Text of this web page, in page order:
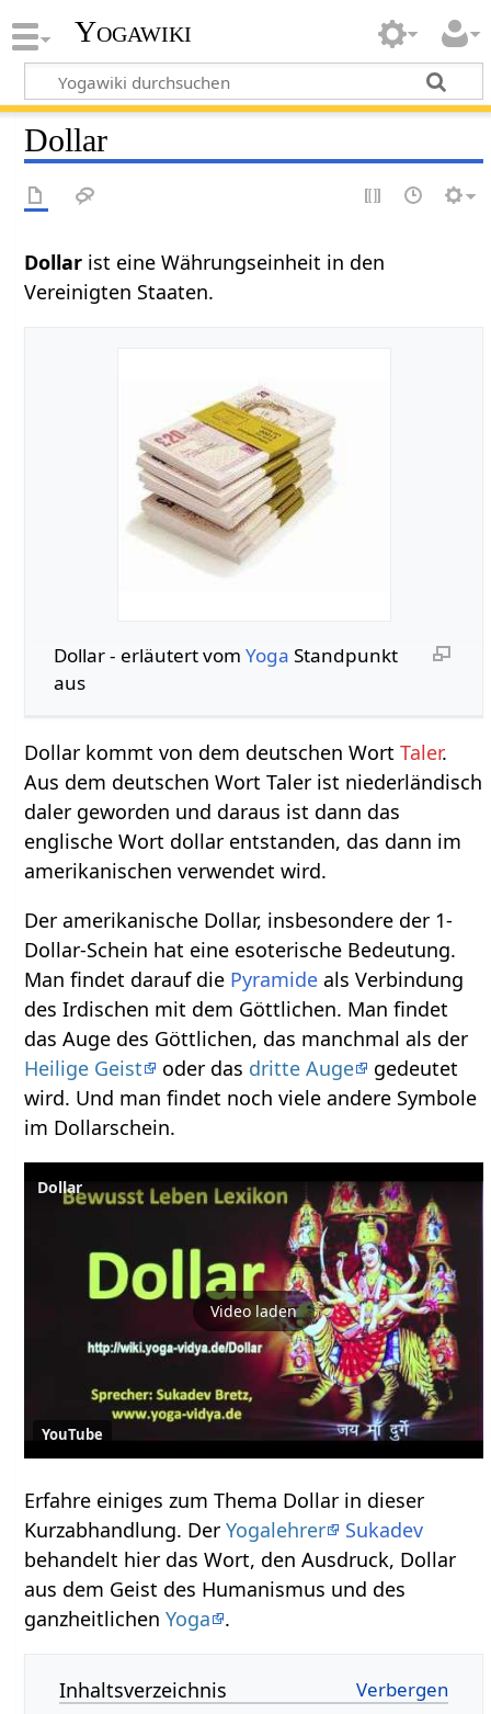
Yogawiki
Dollar
ist eine Währungseinheit in den
Vereinigten Staaten.
Dollar‏‎ - erläutert vom Yoga Standpunkt
aus
Dollar kommt von dem deutschen WortTaler.
Aus dem deutschen Wort Taler ist niederländisch
daler geworden und daraus ist dann das
englische Wort dollar entstanden, das dann im
amerikanischen verwendet wird.
Der amerikanische Dollar, insbesondere der 1-
Dollar-Schein hat eine esoterische Bedeutung.
Man findet darauf die Pyramide als Verbindung
des Irdischen mit dem Göttlichen. Man findet
das Auge des Göttlichen, das manchmal als der
Heilige Geist
oder das dritte Auge
gedeutet
wird. Und man findet noch viele andere Symbole
im Dollarschein.
Dollar‏‎
Video laden
YouTube
Erfahre einiges zum Thema Dollar‏‎ in dieser
Kurzabhandlung. DerYogalehrer
Sukadev
behandelt hier das Wort, den Ausdruck, Dollar‏‎
aus dem Geist des Humanismus und des
ganzheitlichenYoga .
Inhaltsverzeichnis